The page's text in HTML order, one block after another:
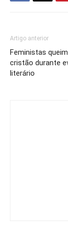
Artigo anterior
Feministas
cristão durante
literário